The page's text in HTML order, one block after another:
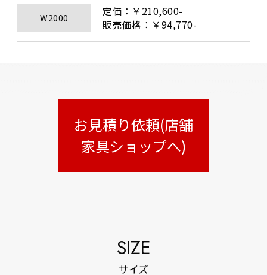
W2000
定価：￥210,600-
販売価格：￥94,770-
お見積り依頼(店舗
家具ショップへ)
SIZE
サイズ